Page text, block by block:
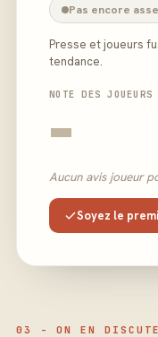
Pas encore
Presse et joueurs
tendance.
NOTE DES JOUEURS
-
Aucun avis joueur
Soyez le
03 - ON EN DISCUTE